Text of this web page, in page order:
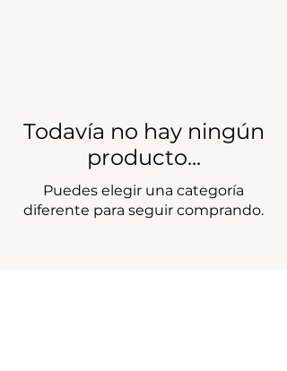
Todavía no hay ningún
producto...
Puedes elegir una categoría
diferente para seguir comprando.